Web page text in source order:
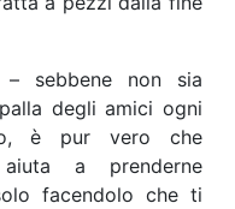
– sebbene non sia
degli amici ogni
è pur vero che
a prenderne
facendolo che ti